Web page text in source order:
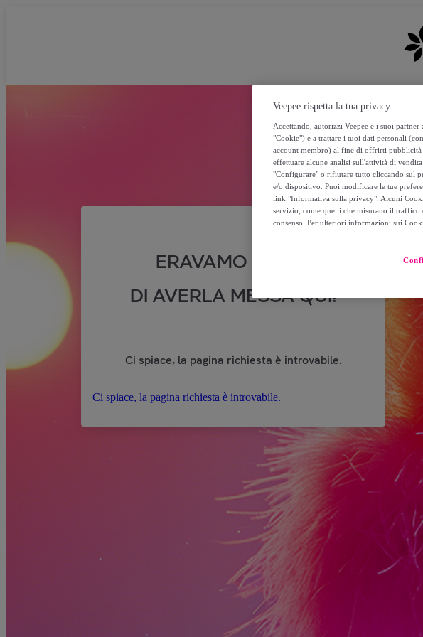
ERAVAMO SICURI
DI AVERLA MESSA QUI!
Ci spiace, la pagina richiesta è introvabile.
Ci spiace, la pagina richiesta è introvabile.
Veepee rispetta la tua privacy
Accettando, autorizzi Veepee e i suoi
"Cookie") e a trattare i tuoi dati personali
account membro) al fine di offrirti pubblicità
effettuare alcune analisi sull'attività di
"Configurare" o rifiutare tutto cliccando sul
e/o dispositivo. Puoi modificare le tue
link "Informativa sulla privacy". Alcuni
servizio, come quelli che misurano il traffico
consenso. Per ulteriori informazioni sui